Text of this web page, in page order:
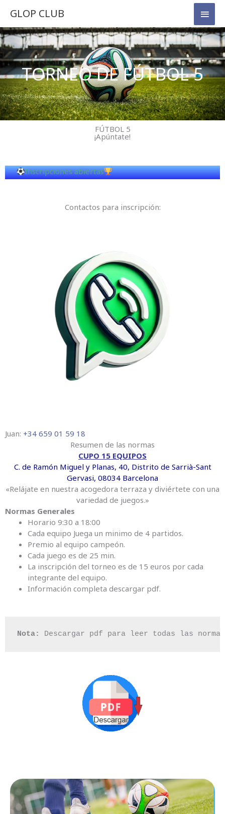
contenido
GLOP CLUB
TORNEO DE FÚTBOL 5
FÚTBOL 5
¡Apúntate!
Inscripciones abiertas
Contactos para inscripción:
Juan: +34 659 01 59 18
Resumen de las normas
CUPO 15 EQUIPOS
C. de Ramón Miguel y Planas, 40, Distrito de Sarrià-Sant
Gervasi, 08034 Barcelona
«Relájate en nuestra acogedora terraza y diviértete con una
variedad de juegos.»
Normas Generales
Horario 9:30 a 18:00
Cada equipo Juega un minimo de 4 partidos.
Premio al equipo campeón.
Cada juego es de 25 min.
La inscripción del torneo es de 15 euros por cada
integrante del equipo.
Información completa descargar pdf.
Nota: Descargar pdf para leer todas las